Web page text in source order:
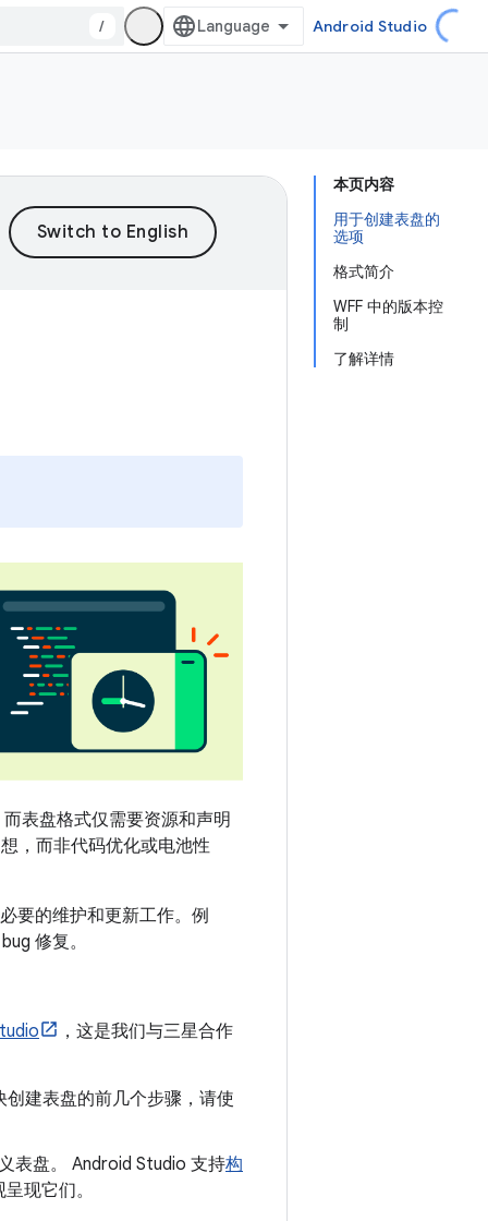
/ Android Studio
本页内容
用于创建表盘的
选项
格式简介
WFF 中的版本控
制
了解详情
表盘格式仅需要资源和声明
，而非代码优化或电池性
要的维护和更新工作。例
修复。
，这是我们与三星合作
建表盘的前几个步骤，请使
表盘。 Android Studio 支持构
现它们。